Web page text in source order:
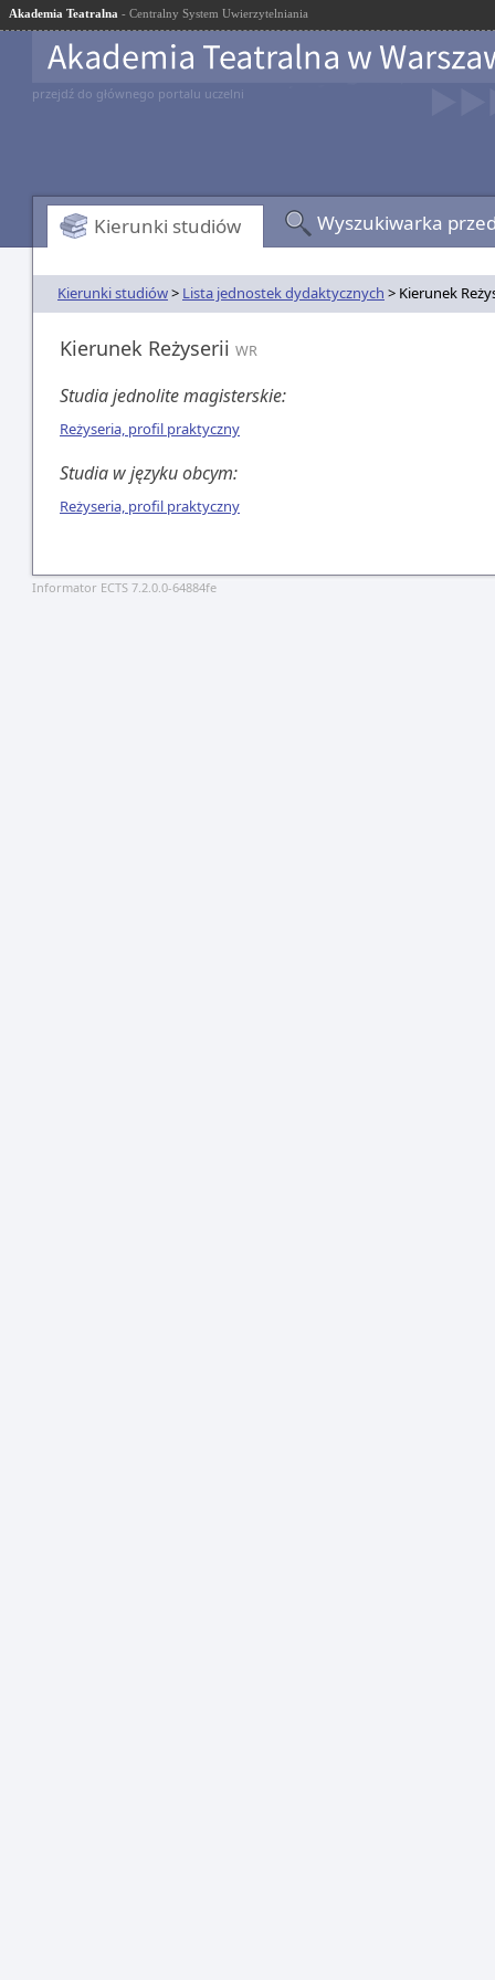
Akademia Teatralna - Centralny System Uwierzytelniania
przejdź do głównego portalu uczelni
Kierunki studiów Wyszukiwarka
Kierunki studiów> Lista jednostek dydaktycznych > Kierunek
Kierunek Reżyserii WR
Studia jednolite magisterskie:
Reżyseria, profil praktyczny
Studia w języku obcym:
Reżyseria, profil praktyczny
Informator ECTS 7.2.0.0-64884fe